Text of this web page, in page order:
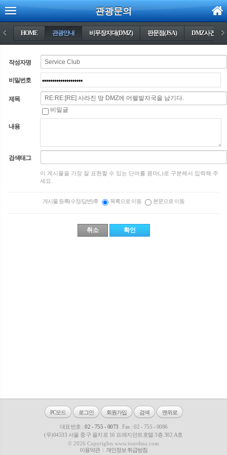
관광문의
< HOME 관광안내 비무장지대(DMZ) 판문점(JSA) DMZ사건들 >
작성자명
비밀번호
제목
비밀글
내용
검색태그
이 게시물을 가장 잘 표현할 수 있는 단어를 콤마(,)로 구분해서 입력해 주
세요.
게시물 등록(수정/답변)후 목록으로 이동 본문으로 이동
PC모드 로그인 회원가입 검색 맨위로
대표번호 : 02 - 755 - 0073
Fax : 02 - 755 - 0086
(우)04533 서울 중구 을지로 16 프레지던트호텔 3층 302 A호
© 2026 Copyrights www.tourdmz.com
이용약관
개인정보 취급방침